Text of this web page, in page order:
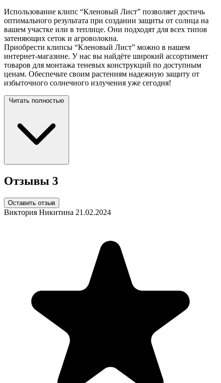
Использование клипс “Кленовый Лист” позволяет достичь
оптимального результата при создании защиты от солнца на
вашем участке или в теплице. Они подходят для всех типов
затеняющих сеток и агроволокна.
Приобрести клипсы “Кленовый Лист” можно в нашем
интернет-магазине. У нас вы найдёте широкий ассортимент
товаров для монтажа теневых конструкций по доступным
ценам. Обеспечьте своим растениям надежную защиту от
избыточного солнечного излучения уже сегодня!
Читать полностью
Отзывы 3
Оставить отзыв
Виктория Никитина 21.02.2024